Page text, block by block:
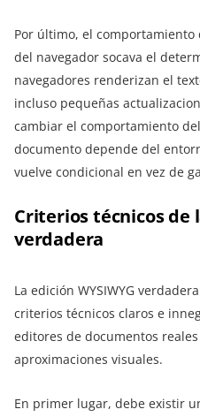
Por último, el
del navegador socava el
navegadores renderizan el
incluso pequeñas
cambiar el comportamiento
documento depende del
vuelve condicional en vez de
Criterios técnicos de
verdadera
La edición WYSIWYG
criterios técnicos claros e
editores de documentos
aproximaciones visuales.
En primer lugar, debe existir